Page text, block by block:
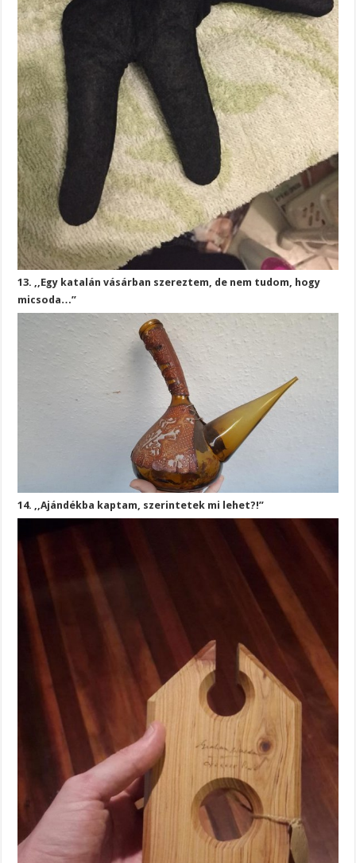
13. ,,Egy katalán vásárban szereztem, de nem tudom, hogy
micsoda…”
14. ,,Ajándékba kaptam, szerintetek mi lehet?!”